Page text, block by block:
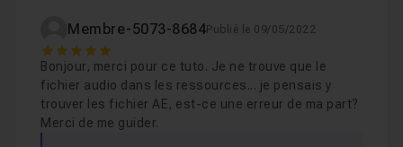
réalisations ou celles de vos clients.
Cliquez sur le bouton d’inscription et on se retrouve pour
démarrer ce tuto !
Membre-5073-8684Publié le 09/05/2022
5
Bonjour, merci pour ce tuto. Je ne trouve que le
fichier audio dans les ressources... je pensais y
trouver les fichier AE, est-ce une erreur de ma part?
Merci de me guider.